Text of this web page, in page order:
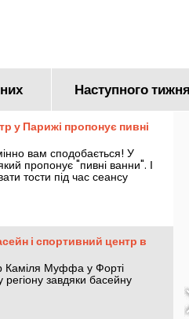
Наступного
у Парижі пропонує пивні
вам сподобається! У
пропонує "пивні ванни". І
тости під час сеансу
і спортивний центр в
Каміля Муффа у Форті
завдяки басейну